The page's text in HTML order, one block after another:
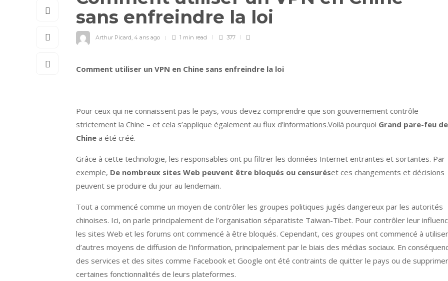
sans enfreindre la loi
Arthur Picard, 4 ans ago 1 min read 377
Comment utiliser un VPN en Chine sans enfreindre la loi
Pour ceux qui ne connaissent pas le pays, vous devez comprendre que son gouvernement contrôle
strictement la Chine – et cela s’applique également au flux d’informations.Voilà pourquoi Grand pare-feu de
Chine a été créé.
Grâce à cette technologie, les responsables ont pu filtrer les données Internet entrantes et sortantes. Par
exemple, De nombreux sites Web peuvent être bloqués ou censuréset ces changements et décisions
peuvent se produire du jour au lendemain.
Tout a commencé comme un moyen de contrôler les groupes politiques jugés dangereux par les autorités
chinoises. Ici, on parle principalement de l’organisation séparatiste Taiwan-Tibet. Pour contrôler leur
les sites Web et les forums ont commencé à être bloqués. Cependant, ces groupes ont commencé à utiliser
d’autres moyens de diffusion de l’information, principalement par le biais des médias sociaux. En
des services et des sites comme Facebook et Google ont été contraints de quitter le pays ou de supprimer
certaines fonctionnalités de leurs plateformes.